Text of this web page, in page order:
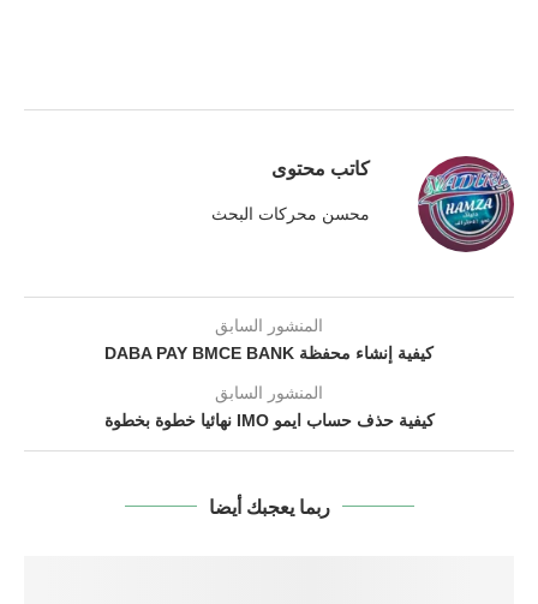
كاتب محتوى
محسن محركات البحث
المنشور السابق
كيفية إنشاء محفظة DABA PAY BMCE BANK
المنشور السابق
كيفية حذف حساب ايمو IMO نهائيا خطوة بخطوة
ربما يعجبك أيضا